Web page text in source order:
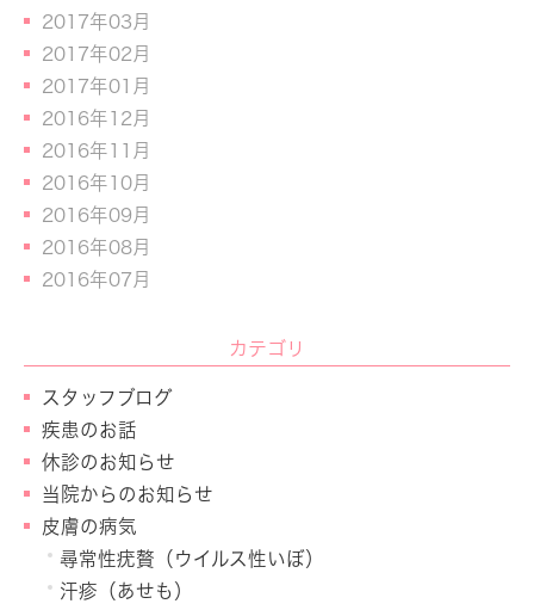
2017年03月
2017年02月
2017年01月
2016年12月
2016年11月
2016年10月
2016年09月
2016年08月
2016年07月
カテゴリ
スタッフブログ
疾患のお話
休診のお知らせ
当院からのお知らせ
皮膚の病気
尋常性疣贅（ウイルス性いぼ）
汗疹（あせも）